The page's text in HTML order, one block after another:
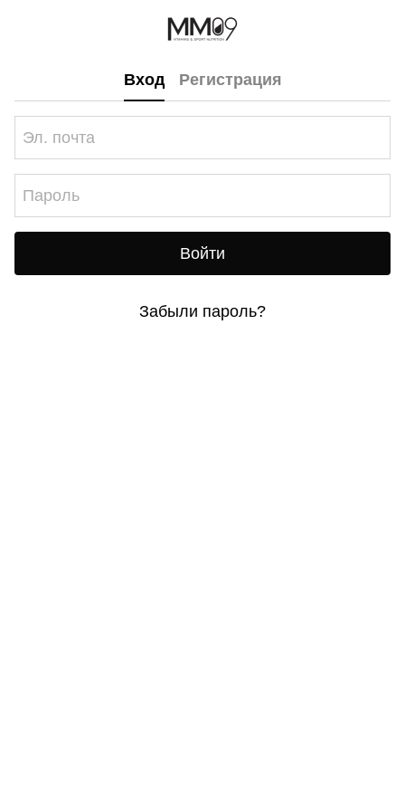
Вход Регистрация
Войти
Забыли пароль?